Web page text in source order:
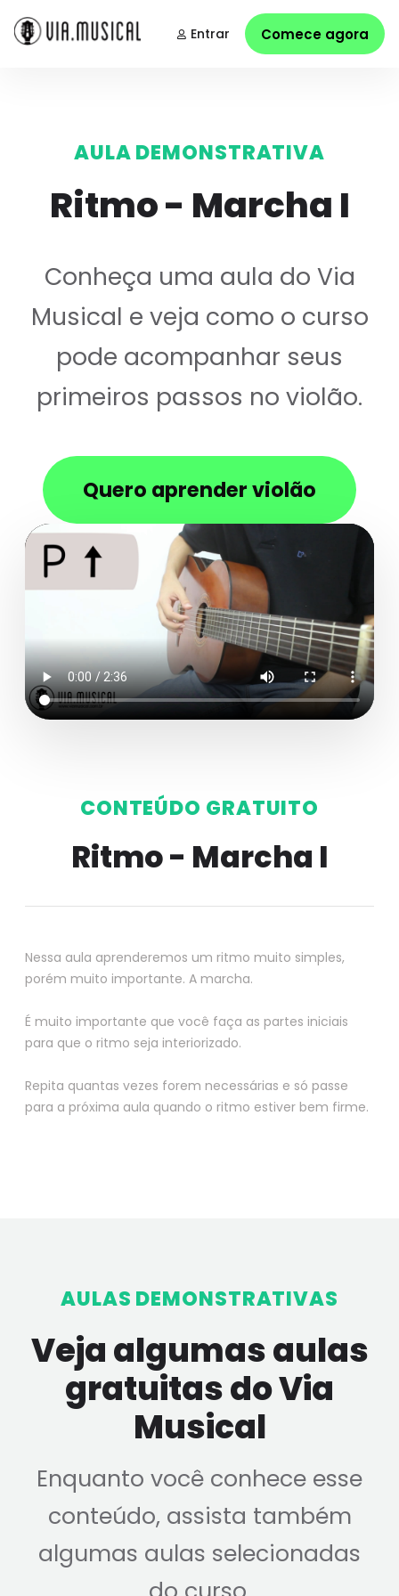
Entrar Comece agora
AULA DEMONSTRATIVA
Ritmo - Marcha I
Conheça uma aula do Via
Musical e veja como o curso
pode acompanhar seus
primeiros passos no violão.
Quero aprender violão
CONTEÚDO GRATUITO
Ritmo - Marcha I
Nessa aula aprenderemos um ritmo muito simples,
porém muito importante. A marcha.
É muito importante que você faça as partes iniciais
para que o ritmo seja interiorizado.
Repita quantas vezes forem necessárias e só passe
para a próxima aula quando o ritmo estiver bem firme.
AULAS DEMONSTRATIVAS
Veja algumas aulas
gratuitas do Via
Musical
Enquanto você conhece esse
conteúdo, assista também
algumas aulas selecionadas